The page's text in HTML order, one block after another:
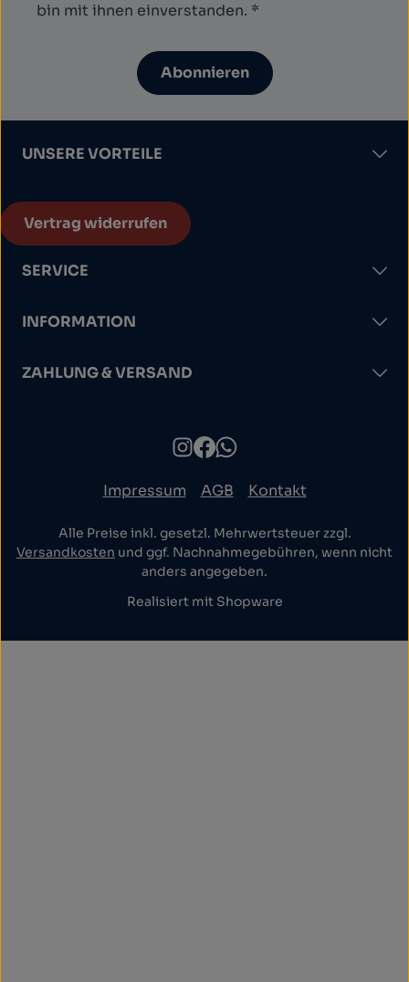
bin mit ihnen einverstanden. *
Abonnieren
UNSERE VORTEILE
Vertrag widerrufen
SERVICE
INFORMATION
ZAHLUNG & VERSAND
Impressum AGB Kontakt
Alle Preise inkl. gesetzl. Mehrwertsteuer zzgl.
Versandkosten und ggf. Nachnahmegebühren, wenn nicht
anders angegeben.
Realisiert mit Shopware